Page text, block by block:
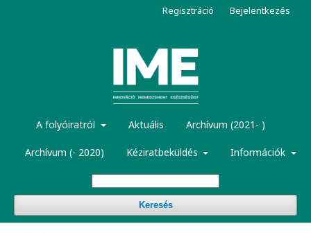
A folyóiratról Aktuális Archívum (2021- )
Archívum (- 2020) Kéziratbeküldés Információk
Keresés
Regisztráció Bejelentkezés